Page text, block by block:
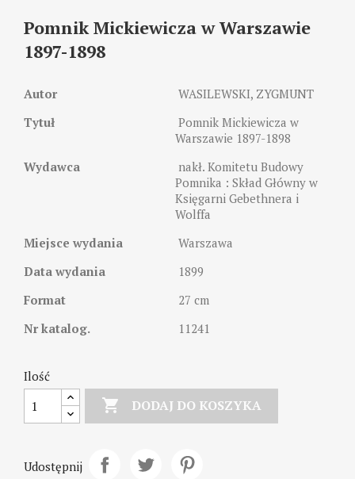
Pomnik Mickiewicza w Warszawie
1897-1898
Autor
WASILEWSKI, ZYGMUNT
Tytuł
Pomnik Mickiewicza w
Warszawie 1897-1898
Wydawca
nakł. Komitetu Budowy
Pomnika : Skład Główny w
Księgarni Gebethnera i
Wolffa
Miejsce wydania
Warszawa
Data wydania
1899
Format
27 cm
Nr katalog.
11241
Ilość
 DODAJ DO KOSZYKA
Udostępnij